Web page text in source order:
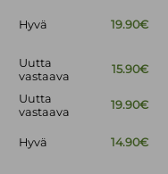
Hyvä 19.90€
Uutta
vastaava
15.90€
Uutta
vastaava
19.90€
Hyvä 14.90€